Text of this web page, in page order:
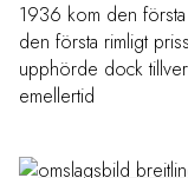
1936 kom den
den första rimligt
upphörde dock
emellertid